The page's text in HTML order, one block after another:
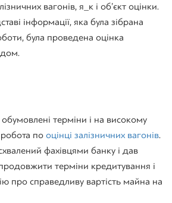
вагонів, я​_к і об’єкт оцінки.
інформації, яка була зібрана
була проведена оцінка
терміни і на високому
робота по оцінці залізничних вагонів.
фахівцями банку і дав
терміни кредитування і
про справедливу вартість майна на